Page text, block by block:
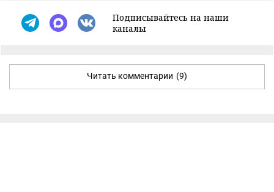
Подписывайтесь на наши
каналы
Читать комментарии (9)